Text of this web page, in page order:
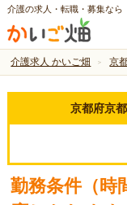
介護の求人・転職・募集なら
介護求人 かいご畑 京
京都府京
勤務条件（時